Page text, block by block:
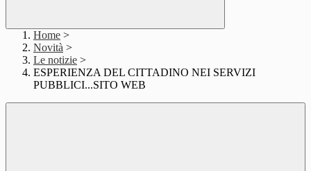
Home >
Novità >
Le notizie >
ESPERIENZA DEL CITTADINO NEI SERVIZI
PUBBLICI...SITO WEB